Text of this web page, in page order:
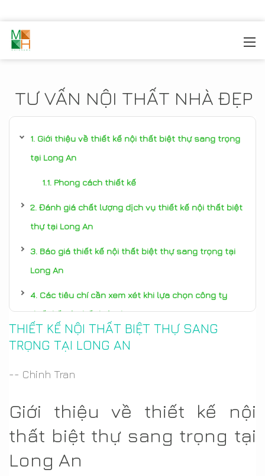
TƯ VẤN NỘI THẤT NHÀ ĐẸP
Giới thiệu về thiết kế nội thất biệt thự sang trọng
tại Long An
Phong cách thiết kế
Đánh giá chất lượng dịch vụ thiết kế nội thất biệt
thự tại Long An
Báo giá thiết kế nội thất biệt thự sang trọng tại
Long An
Các tiêu chí cần xem xét khi lựa chọn công ty
thiết kế nội thất biệt thự tại Long An
Những xu hướng thiết kế nội thất biệt thự sang
thất biệt thự tại Long An
biệt thự sang trọng tại Long An
Cách phối hợp màu sắc và phong cách thiết kế
THIẾT KẾ NỘI THẤT BIỆT THỰ SANG
TRỌNG TẠI LONG AN
-- Chinh Tran
Giới thiệu về thiết kế nội
thất biệt thự sang trọng tại
Long An